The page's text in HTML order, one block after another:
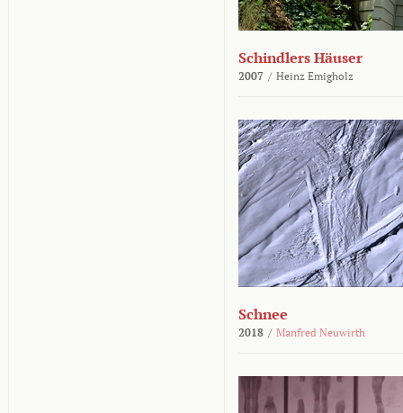
Schindlers Häuser
2007 / Heinz Emigholz
Schnee
2018 / Manfred Neuwirth